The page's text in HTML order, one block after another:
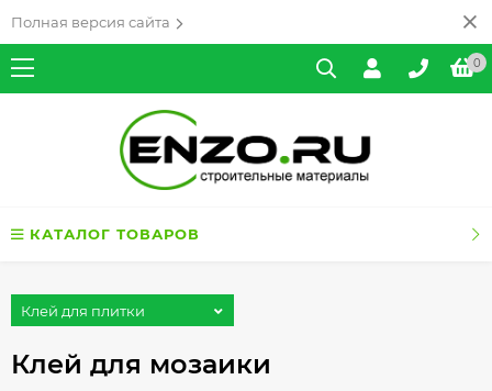
Полная версия сайта
0
КАТАЛОГ ТОВАРОВ
Клей для плитки
Клей для мозаики